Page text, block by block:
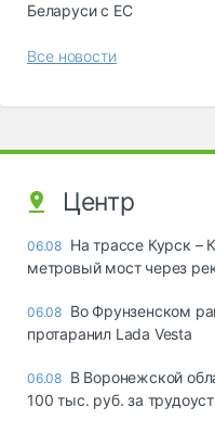
Беларуси с ЕС
Все новости
Центр
06.08 На трассе Курск –
метровый мост через
06.08 Во Фрунзенском
протаранил Lada Vesta
06.08 В Воронежской
100 тыс. руб. за